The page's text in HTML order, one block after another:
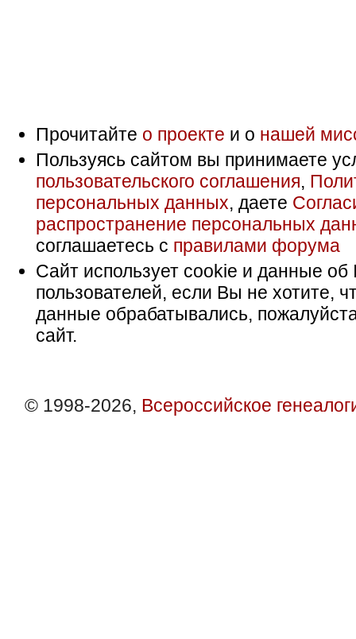
Прочитайте о проекте и о нашей
Пользуясь сайтом вы принимаете
пользовательского соглашения,
персональных данных, даете
распространение персональных
соглашаетесь с правилами форума
Сайт использует cookie и данные об
пользователей, если Вы не хотите,
данные обрабатывались,
сайт.
© 1998-2026, Всероссийское